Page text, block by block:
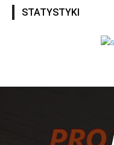
STATYSTYKI